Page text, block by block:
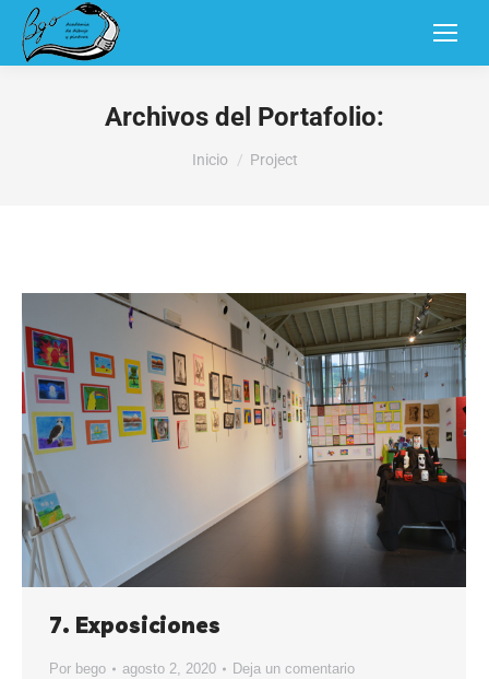
Archivos del Portafolio:
Estás aquí:
Inicio Project
7. Exposiciones
Por bego agosto 2, 2020 Deja un comentario